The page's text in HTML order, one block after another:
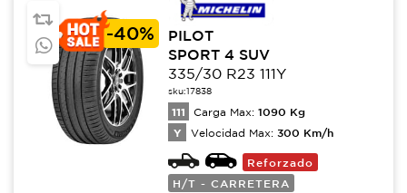
-40%
PILOT
SPORT 4 SUV
335/30 R23 111Y
sku:17838
111 Carga Max: 1090 Kg
Y Velocidad Max: 300 Km/h
Reforzado
H/T - CARRETERA